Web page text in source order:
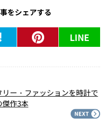
をシェアする
LINE
リー・ファッションを時計で
傑作3本